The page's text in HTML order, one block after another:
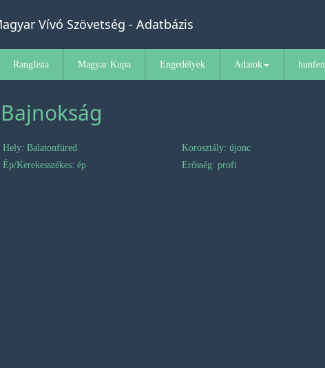
Vívó Szövetség - Adatbázis
Ranglista Magyar Kupa Engedélyek Adatok
Hely: Balatonfüred Korosztály: újonc
Ép/Kerekesszékes: ép Erősség: profi